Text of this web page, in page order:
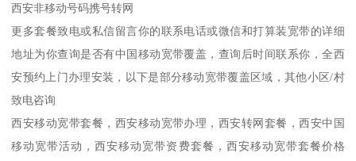
西安非移动号码携号转网
更多套餐致电或私信留言你的联系电话或微信和打算装宽带的详细
地址为你查询是否有中国移动宽带覆盖，查询后时间联系你，全西
安预约上门办理安装，以下是部分移动宽带覆盖区域，其他小区/村
致电咨询
西安移动宽带套餐，西安移动宽带办理，西安转网套餐，西安中国
移动宽带活动，西安移动宽带资费套餐，西安移动宽带套餐价格